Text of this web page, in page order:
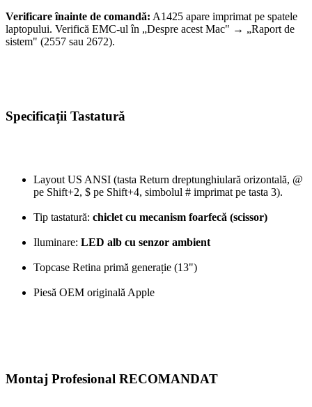
Verificare înainte de comandă: A1425 apare imprimat pe spatele
laptopului. Verifică EMC-ul în „Despre acest Mac" → „Raport de
sistem" (2557 sau 2672).
Specificații Tastatură
Layout US ANSI (tasta Return dreptunghiulară orizontală, @
pe Shift+2, $ pe Shift+4, simbolul # imprimat pe tasta 3).
Tip tastatură: chiclet cu mecanism foarfecă (scissor)
Iluminare: LED alb cu senzor ambient
Topcase Retina primă generație (13")
Piesă OEM originală Apple
Montaj Profesional RECOMANDAT